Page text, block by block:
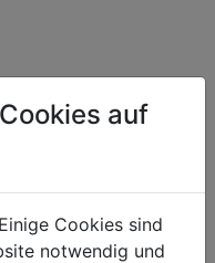
auch
auf
Cookies sind
notwendig und